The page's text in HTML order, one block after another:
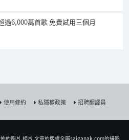
過6,000萬首歌 免費試用三個月
使用條約 私隱權政策 招聘翻譯員
的圖片,相片,文章的版權全屬saiganak.com的攝影